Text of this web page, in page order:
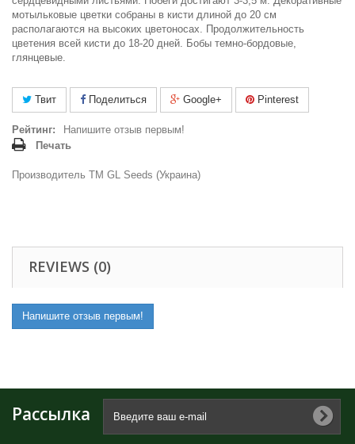
мотыльковые цветки собраны в кисти длиной до 20 см
располагаются на высоких цветоносах. Продолжительность
цветения всей кисти до 18-20 дней. Бобы темно-бордовые,
глянцевые.
Твит Поделиться Google+ Pinterest
Рейтинг:
Напишите отзыв первым!
Печать
Производитель ТМ GL Seeds (Украина)
REVIEWS (0)
Напишите отзыв первым!
Рассылка